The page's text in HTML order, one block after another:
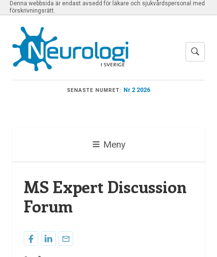
Denna webbsida är endast avsedd för läkare och sjukvårdspersonal med
förskrivningsrätt.
SENASTE NUMRET: Nr 2 2026
Meny
MS Expert Discussion
Forum